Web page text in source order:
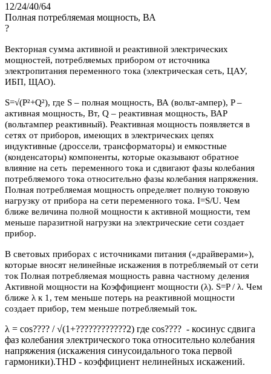
12/24/40/64
Полная потребляемая мощность, ВА
?
Векторная сумма активной и реактивной электрических
мощностей, потребляемых прибором от источника
электропитания переменного тока (электрическая сеть, ЦАУ,
ИБП, ЩАО).
S=√(P²+Q²), где S – полная мощность, ВА (вольт-ампер), P –
активная мощность, Вт, Q – реактивная мощность, ВАР
(вольтампер реактивный). Реактивная мощность появляется в
сетях от приборов, имеющих в электрических цепях
индуктивные (дроссели, трансформаторы) и емкостные
(конденсаторы) компоненты, которые оказывают обратное
влияние на сеть переменного тока и сдвигают фазы колебания
потребляемого тока относительно фазы колебания напряжения.
Полная потребляемая мощность определяет полную токовую
нагрузку от прибора на сети переменного тока. I=S/U. Чем
ближе величина полной мощности к активной мощности, тем
меньше паразитной нагрузки на электрические сети создает
прибор.
В световых приборах с источниками питания («драйверами»),
которые вносят нелинейные искажения в потребляемый от сети
ток Полная потребляемая мощность равна частному деления
Активной мощности на Коэффициент мощности (λ). S=P / λ. Чем
ближе λ к 1, тем меньше потерь на реактивной мощности
создает прибор, тем меньше потребляемый ток.
λ = cos???? / √(1+????????????2) где cos???? - косинус сдвига
фаз колебания электрического тока относительно колебания
напряжения (искажения синусоидального тока первой
гармоники).THD - коэффициент нелинейных искажений.